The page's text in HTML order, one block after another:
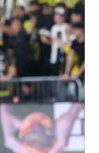
מדיניות
תקנון פעילות
רשיון להקרנה
הצטרפות
גיימינג E-Sports